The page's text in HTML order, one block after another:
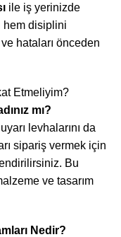
ile iş yerinizde
hem disiplini
hataları önceden
Etmeliyim?
mı?
levhalarını da
sipariş vermek için
Bu
ve tasarım
Nedir?